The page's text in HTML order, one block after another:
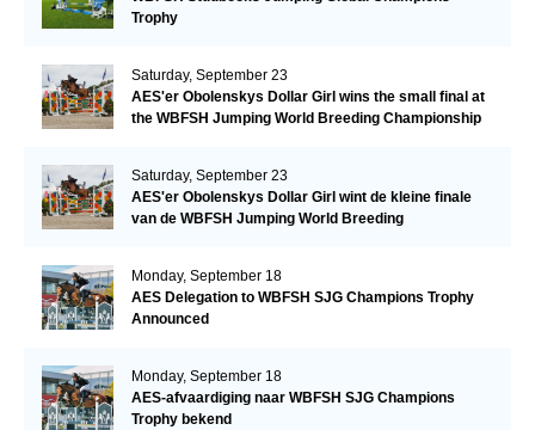
Trophy
Saturday, September 23
AES'er Obolenskys Dollar Girl wins the small final at
the WBFSH Jumping World Breeding Championship
Saturday, September 23
AES'er Obolenskys Dollar Girl wint de kleine finale
van de WBFSH Jumping World Breeding
Monday, September 18
AES Delegation to WBFSH SJG Champions Trophy
Announced
Monday, September 18
AES-afvaardiging naar WBFSH SJG Champions
Trophy bekend